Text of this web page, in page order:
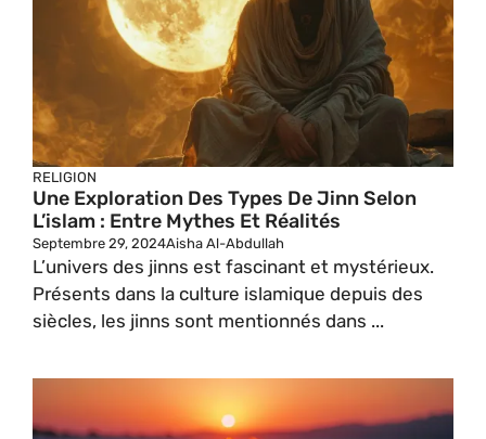
RELIGION
Une Exploration Des Types De Jinn Selon
L’islam : Entre Mythes Et Réalités
Septembre 29, 2024Aisha Al-Abdullah
L’univers des jinns est fascinant et mystérieux.
Présents dans la culture islamique depuis des
siècles, les jinns sont mentionnés dans ...